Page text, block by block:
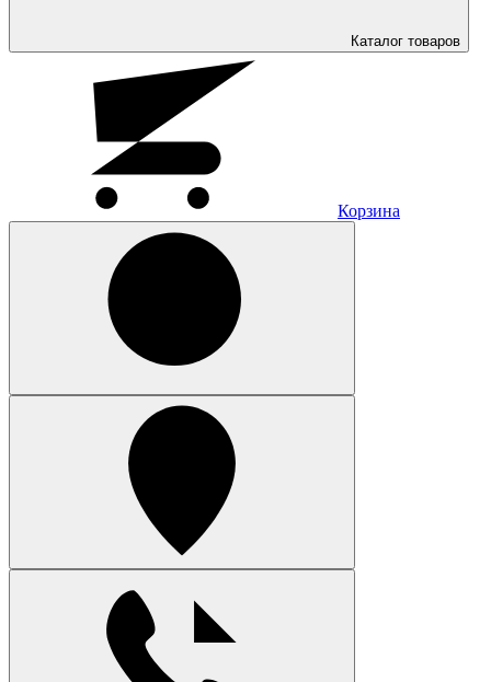
Каталог товаров
Корзина